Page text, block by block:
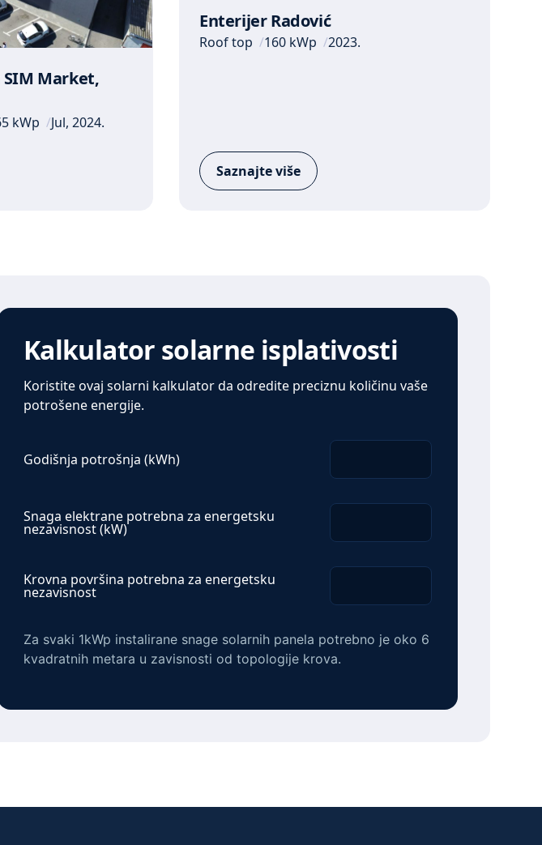
Market,
kWp Jul, 2024.
Enterijer Radović
Roof top 160 kWp 2023.
Saznajte više
Kalkulator solarne isplativosti
Koristite ovaj solarni kalkulator da odredite preciznu količinu vaše
potrošene energije.
Godišnja potrošnja (kWh)
Snaga elektrane potrebna za energetsku
nezavisnost (kW)
Krovna površina potrebna za energetsku
nezavisnost
Za svaki 1kWp instalirane snage solarnih panela potrebno je oko 6
kvadratnih metara u zavisnosti od topologije krova.